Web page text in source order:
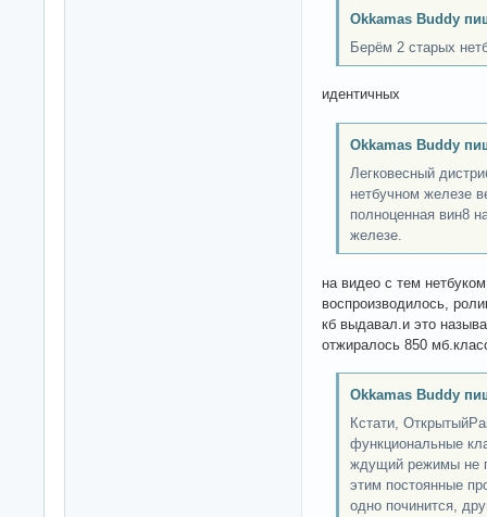
Okkamas Buddy
Берём 2 старых
идентичных
Okkamas Buddy
Легковесный
нетбучном железе
полноценная вин8
железе.
на видео с тем
воспроизводилось,
кб выдавал.и это
отжиралось 850
Okkamas Buddy
Кстати,
функциональные
ждущий режимы не
этим постоянные
одно починится,